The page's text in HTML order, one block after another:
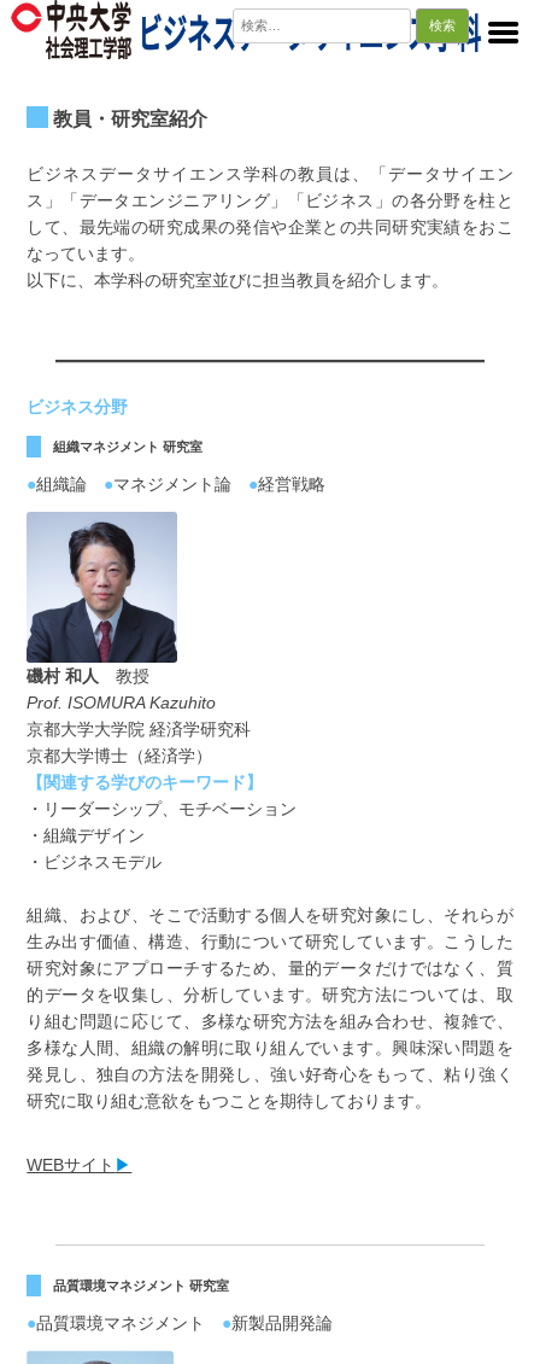
検
索:
教員・研究室紹介
ビジネスデータサイエンス学科の教員は、「データサイエン
ス」「データエンジニアリング」「ビジネス」の各分野を柱と
して、最先端の研究成果の発信や企業との共同研究実績をおこ
なっています。
以下に、本学科の研究室並びに担当教員を紹介します。
ビジネス分野
組織マネジメント 研究室
●組織論 ●マネジメント論 ●経営戦略
磯村 和人
教授
Prof. ISOMURA Kazuhito
京都大学大学院 経済学研究科
京都大学博士（経済学）
【関連する学びのキーワード】
・リーダーシップ、モチベーション
・組織デザイン
・ビジネスモデル
組織、および、そこで活動する個人を研究対象にし、それらが
生み出す価値、構造、行動について研究しています。こうした
研究対象にアプローチするため、量的データだけではなく、質
的データを収集し、分析しています。研究方法については、取
り組む問題に応じて、多様な研究方法を組み合わせ、複雑で、
多様な人間、組織の解明に取り組んでいます。興味深い問題を
発見し、独自の方法を開発し、強い好奇心をもって、粘り強く
研究に取り組む意欲をもつことを期待しております。
WEBサイト ▶
品質環境マネジメント 研究室
●品質環境マネジメント ●新製品開発論